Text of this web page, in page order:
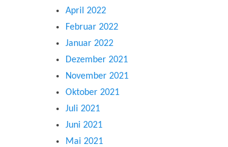
April 2022
Februar 2022
Januar 2022
Dezember 2021
November 2021
Oktober 2021
Juli 2021
Juni 2021
Mai 2021